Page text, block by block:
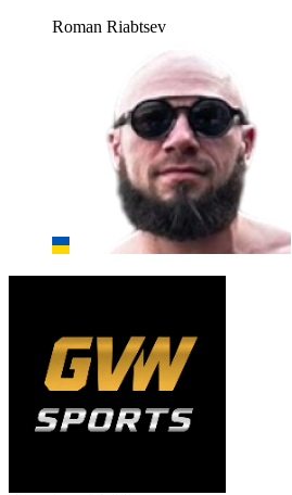
Roman Riabtsev